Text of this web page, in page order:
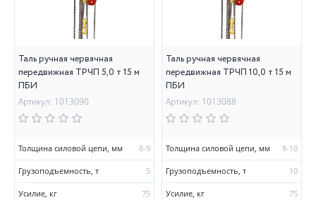
Таль ручная червячная
передвижная ТРЧП 5,0 т 15 м
ПБИ
Артикул: 1013090
Толщина силовой цепи, мм 8-9
Грузоподъемность, т 5
Усилие, кг 75
Таль ручная червячная
передвижная ТРЧП 10,0 т 15 м
ПБИ
Артикул: 1013088
Толщина силовой цепи, мм 8-10
Грузоподъемность, т 10
Усилие, кг 75